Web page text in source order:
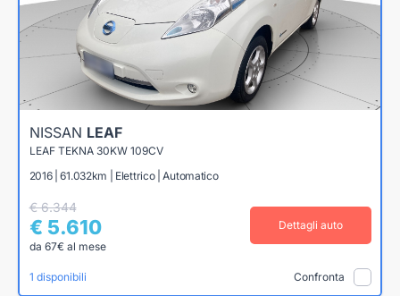
NISSAN LEAF
LEAF TEKNA 30KW 109CV
2016 | 61.032km | Elettrico | Automatico
€ 6.344
€ 5.610
da 67€ al mese
Dettagli auto
1 disponibili Confronta